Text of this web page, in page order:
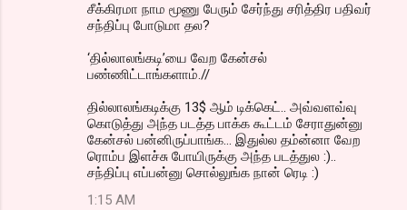
சீக்கிரமா நாம மூணு பேரும் சேர்ந்து சரித்திர பதிவர்
சந்திப்பு போடுமா தல?
‘தில்லாலங்கடி’யை வேற கேன்சல்
பண்ணிட்டாங்களாம்.//
தில்லாலங்கடிக்கு 13$ ஆம் டிக்கெட்.. அவ்வளவ்வு
கொடுத்து அந்த படத்த பாக்க கூட்டம் சேராதுன்னு
கேன்சல் பன்னிருப்பாங்க... இதுல்ல தம்ன்னா வேற
ரொம்ப இளச்சு போயிருக்கு அந்த படத்துல :)..
சந்திப்பு எப்பன்னு சொல்லுங்க நான் ரெடி :)
1:15 AM